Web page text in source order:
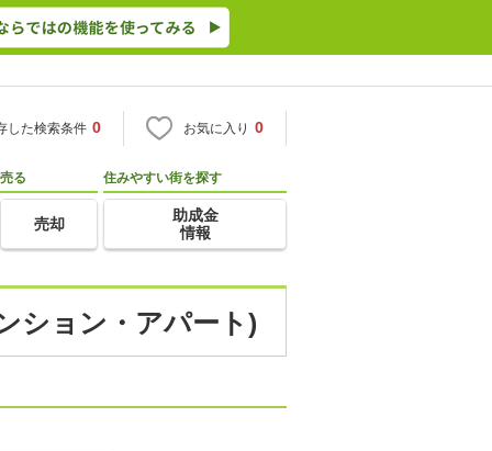
した検索条件 0 お気に入り 0
売る
売却
住みやすい街を探す
助成金
情報
ション・アパート)